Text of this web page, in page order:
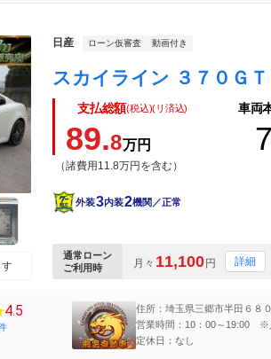
日産 ローン仮審査 動画付き
支払総額(税込)(リ済込)
89.8万円
（諸費用11.8万円を含む）
車両
外装3内装2機関／正常
通常ローン
ご利用時
月々 11,100円 詳細
4.5
住所：埼玉県三郷市半田６８０
営業時間：10：00～19:00 ※
にご連絡をお願い致します。
定休日：なし